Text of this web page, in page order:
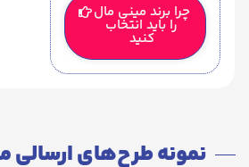
چرا برند مینی مال
را باید انتخاب
کنید
نمونه طرح‌های ارسالی